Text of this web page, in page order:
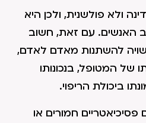
ולא פולשנית, ולכן היא
האנשים. עם זאת, חשוב
עשויה להשתנות מאדם לאדם,
של המטופל, בנכונותו
ביכולת הריפוי.
חמורים או